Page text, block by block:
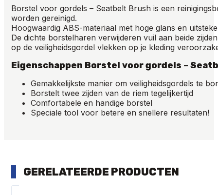
Borstel voor gordels – Seatbelt Brush is een
worden gereinigd.
Hoogwaardig ABS-materiaal met hoge glans en
De dichte borstelharen verwijderen vuil aan beide
op de veiligheidsgordel vlekken op je kleding
Eigenschappen Borstel voor gordels –
Gemakkelijkste manier om veiligheidsgordels te
Borstelt twee zijden van de riem tegelijkertijd
Comfortabele en handige borstel
Speciale tool voor betere en snellere resultaten!
GERELATEERDE PRODUCTEN